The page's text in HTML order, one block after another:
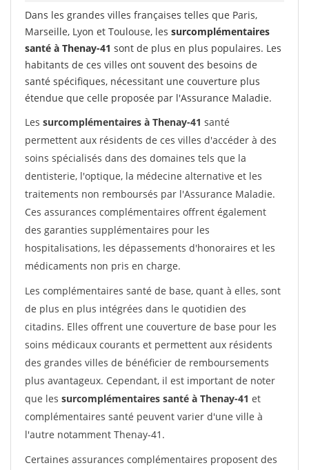
Dans les grandes villes françaises telles que Paris,
Marseille, Lyon et Toulouse, les surcomplémentaires
santé à Thenay-41 sont de plus en plus populaires. Les
habitants de ces villes ont souvent des besoins de
santé spécifiques, nécessitant une couverture plus
étendue que celle proposée par l'Assurance Maladie.
Les surcomplémentaires à Thenay-41 santé
permettent aux résidents de ces villes d'accéder à des
soins spécialisés dans des domaines tels que la
dentisterie, l'optique, la médecine alternative et les
traitements non remboursés par l'Assurance Maladie.
Ces assurances complémentaires offrent également
des garanties supplémentaires pour les
hospitalisations, les dépassements d'honoraires et les
médicaments non pris en charge.
Les complémentaires santé de base, quant à elles, sont
de plus en plus intégrées dans le quotidien des
citadins. Elles offrent une couverture de base pour les
soins médicaux courants et permettent aux résidents
des grandes villes de bénéficier de remboursements
plus avantageux. Cependant, il est important de noter
que les surcomplémentaires santé à Thenay-41 et
complémentaires santé peuvent varier d'une ville à
l'autre notamment Thenay-41.
Certaines assurances complémentaires proposent des